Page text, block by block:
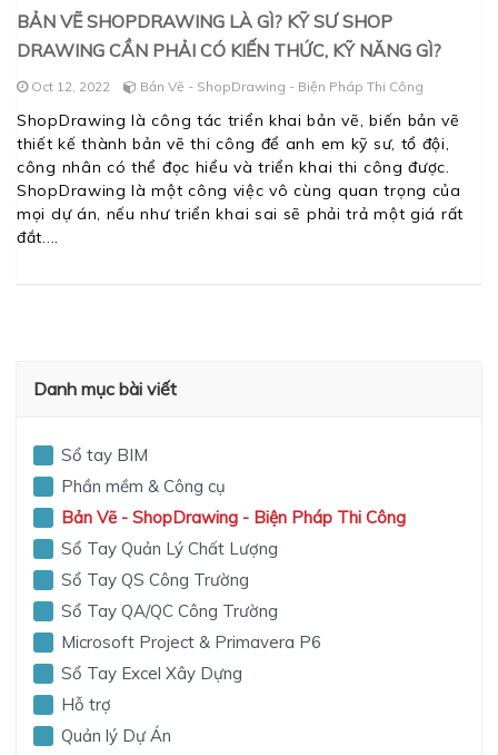
BẢN VẼ SHOPDRAWING LÀ GÌ? KỸ SƯ SHOP
DRAWING CẦN PHẢI CÓ KIẾN THỨC, KỸ NĂNG GÌ?
Oct 12, 2022 Bản Vẽ - ShopDrawing - Biện Pháp Thi Công
ShopDrawing là công tác triển khai bản vẽ, biến bản vẽ
thiết kế thành bản vẽ thi công để anh em kỹ sư, tổ đội,
công nhân có thể đọc hiểu và triển khai thi công được.
ShopDrawing là một công việc vô cùng quan trọng của
mọi dự án, nếu như triển khai sai sẽ phải trả một giá rất
đắt.
Danh mục bài viết
Sổ tay BIM
Phần mềm & Công cụ
Bản Vẽ - ShopDrawing - Biện Pháp Thi Công
Sổ Tay Quản Lý Chất Lượng
Sổ Tay QS Công Trường
Sổ Tay QA/QC Công Trường
Microsoft Project & Primavera P6
Sổ Tay Excel Xây Dựng
Hỗ trợ
Quản lý Dự Án